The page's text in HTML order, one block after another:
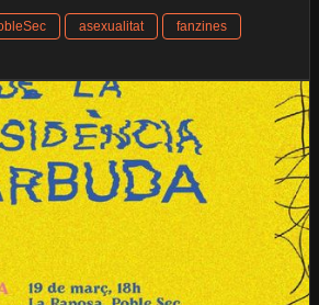
asexualitat
fanzines